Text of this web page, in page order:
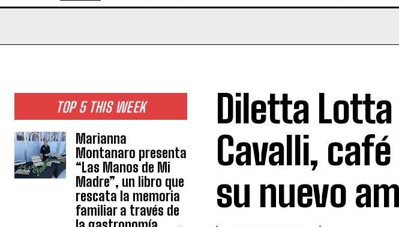
TOP 5 THIS WEEK
Marianna
Montanaro presenta
“Las Manos de Mi
Madre”, un libro que
rescata la memoria
familiar a través de
Diletta
Cavalli,
su nuevo